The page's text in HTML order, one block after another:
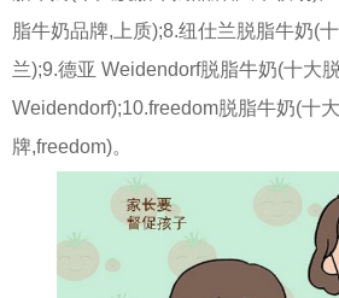
脂牛奶品牌,上质);8.纽仕兰脱脂牛奶(
兰);9.德亚 Weidendorf脱脂牛奶(十大
Weidendorf);10.freedom脱脂牛奶(十
牌,freedom)。